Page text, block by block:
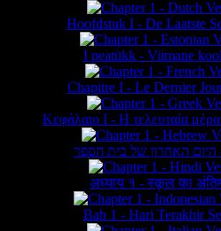
Hoofdstuk I - De Laatste
I peatükk - Viimane
Chapitre I - Le Dernier
Κεφάλαιο Ι - Η τελευταία
האחרון של בית הספר
अध्याय १ - स्कूल का
Bab 1 - Hari Terakhir